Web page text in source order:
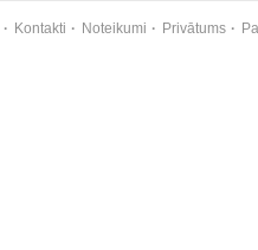
Kontakti Noteikumi Privātums